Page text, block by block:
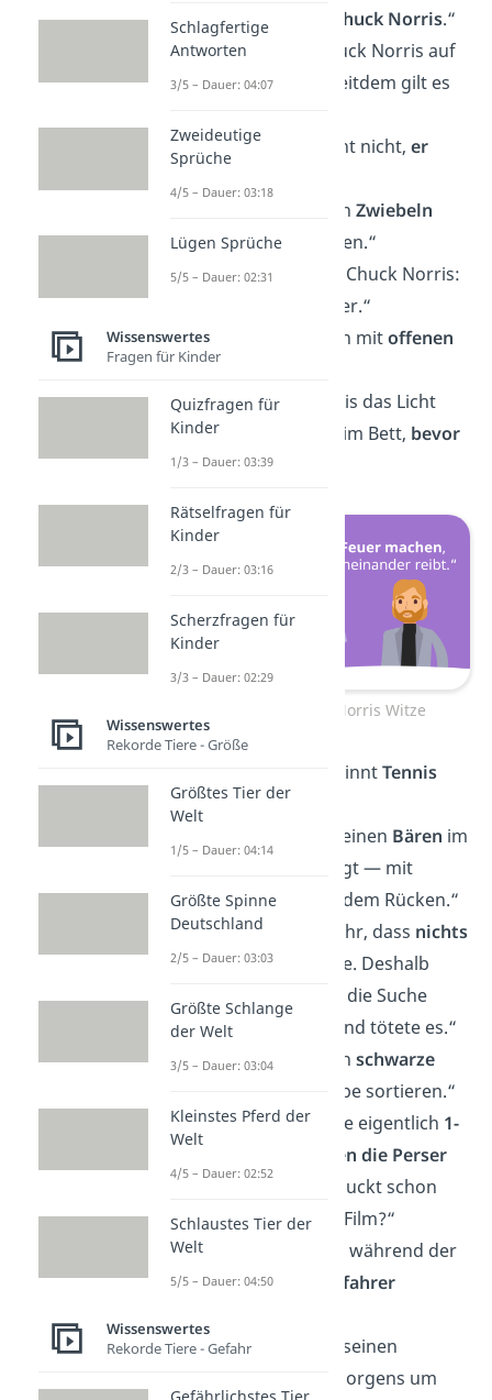
soaussehen wie Chuck Norris.“
„Einmal wurde Chuck Norris auf
Lateinbeleidigt. Seitdem gilt es
„Chuck Norris sucht nicht,er
„Chuck Norris kannZwiebeln
zum Weinen
bringen.“
„Voldemort
nennt Chuck Norris:
Du-weißt-schon-wer.“
„Chuck Norris kann mitoffenen
Augen
„Wenn Chuck Norris das Licht
ausmacht, liegt er im Bett, bevor
es dunkelist.“
Die besten Chuck Norris Witze
„Chuck Norris gewinntTennis
gegen die Wand.“
„Chuck Norris hat einen Bären im
Armdrücken besiegt — mit
beiden Armen auf dem Rücken.“
„Chuck Norris erfuhr, dass nichts
ihn besiegen könne. Deshalb
machte er sich auf die Suche
nach dem Nichts und tötete es.“
„Chuck Norris kannschwarze
nach Farbe sortieren.“
„Der Film300, sollte eigentlich 1-
Chuck Norris gegen die Perser
heißen. Aber wer guckt schon
einen 3-Sekunden-Film?“
„Chuck Norris darf während der
Fahrt mit dem
Busfahrer
„Chuck Norris isst seinen
schon morgens um
Schlagfertige
Antworten
3/5 – Dauer: 04:07
Zweideutige
Sprüche
4/5 – Dauer: 03:18
Lügen Sprüche
5/5 – Dauer: 02:31
Wissenswertes
Fragen für Kinder
Quizfragen für
Kinder
1/3 – Dauer: 03:39
Rätselfragen für
Kinder
2/3 – Dauer: 03:16
Scherzfragen für
Kinder
3/3 – Dauer: 02:29
Wissenswertes
Rekorde Tiere - Größe
Größtes Tier der
Welt
1/5 – Dauer: 04:14
Größte Spinne
Deutschland
2/5 – Dauer: 03:03
Größte Schlange
der Welt
3/5 – Dauer: 03:04
Kleinstes Pferd der
Welt
4/5 – Dauer: 02:52
Schlaustes Tier der
Welt
5/5 – Dauer: 04:50
Wissenswertes
Rekorde Tiere - Gefahr
Gefährlichstes Tier